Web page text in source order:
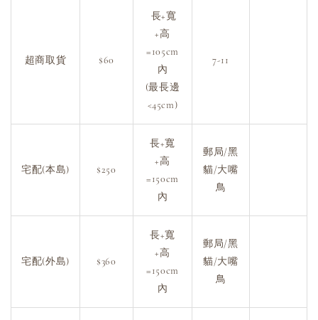
超商取貨 $60
長+寬
+高
=105cm
內
(最長邊
<45cm)
7-11
宅配(本島) $250
長+寬
+高
=150cm
內
郵局/黑
貓/大嘴
鳥
宅配(外島) $360
長+寬
+高
=150cm
內
郵局/黑
貓/大嘴
鳥